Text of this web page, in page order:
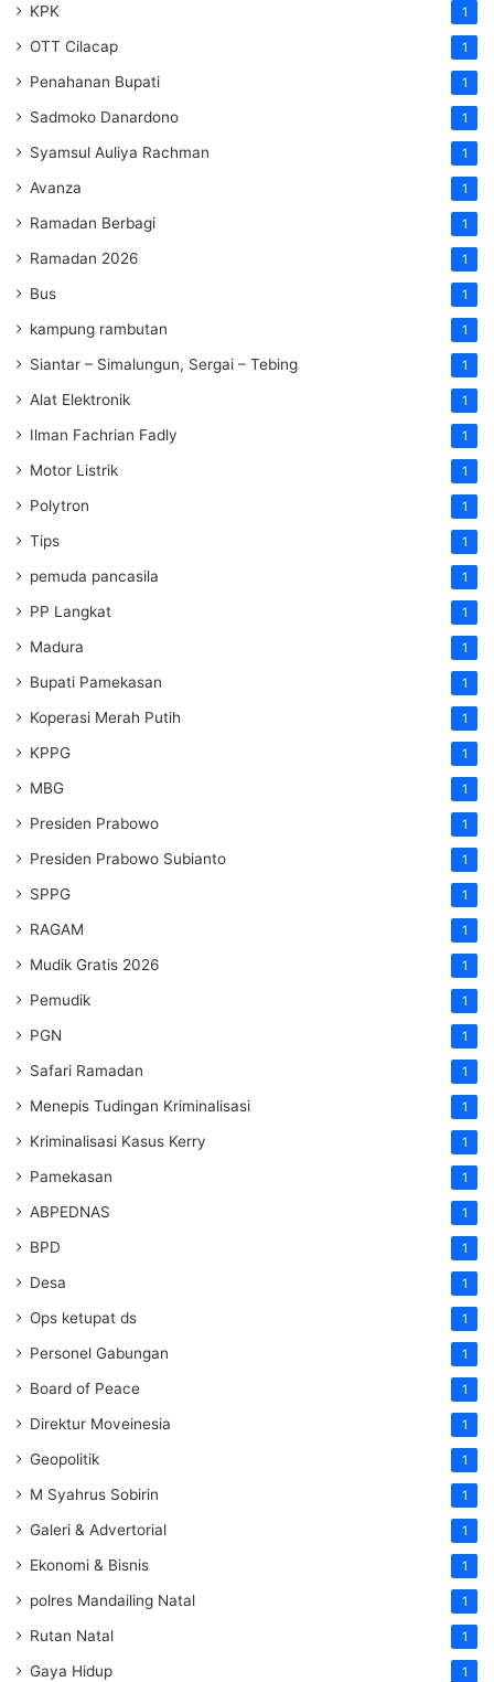
KPK 1
OTT Cilacap 1
Penahanan Bupati 1
Sadmoko Danardono 1
Syamsul Auliya Rachman 1
Avanza 1
Ramadan Berbagi 1
Ramadan 2026 1
Bus 1
kampung rambutan 1
Siantar – Simalungun, Sergai – Tebing 1
Alat Elektronik 1
Ilman Fachrian Fadly 1
Motor Listrik 1
Polytron 1
Tips 1
pemuda pancasila 1
PP Langkat 1
Madura 1
Bupati Pamekasan 1
Koperasi Merah Putih 1
KPPG 1
MBG 1
Presiden Prabowo 1
Presiden Prabowo Subianto 1
SPPG 1
RAGAM 1
Mudik Gratis 2026 1
Pemudik 1
PGN 1
Safari Ramadan 1
Menepis Tudingan Kriminalisasi 1
Kriminalisasi Kasus Kerry 1
Pamekasan 1
ABPEDNAS 1
BPD 1
Desa 1
Ops ketupat ds 1
Personel Gabungan 1
Board of Peace 1
Direktur Moveinesia 1
Geopolitik 1
M Syahrus Sobirin 1
Galeri & Advertorial 1
Ekonomi & Bisnis 1
polres Mandailing Natal 1
Rutan Natal 1
Gaya Hidup 1